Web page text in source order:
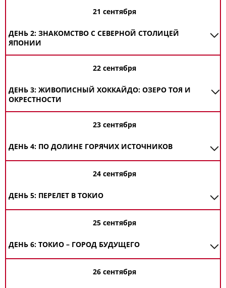
21 сентября
ДЕНЬ 2: ЗНАКОМСТВО С СЕВЕРНОЙ СТОЛИЦЕЙ
ЯПОНИИ
22 сентября
ДЕНЬ 3: ЖИВОПИСНЫЙ ХОККАЙДО: ОЗЕРО ТОЯ И
ОКРЕСТНОСТИ
23 сентября
ДЕНЬ 4: ПО ДОЛИНЕ ГОРЯЧИХ ИСТОЧНИКОВ
24 сентября
ДЕНЬ 5: ПЕРЕЛЕТ В ТОКИО
25 сентября
ДЕНЬ 6: ТОКИО – ГОРОД БУДУЩЕГО
26 сентября